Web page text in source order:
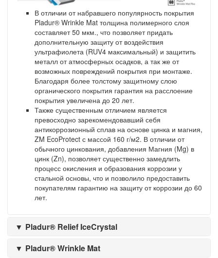
В отличии от набравшего популярность покрытия
Pladur® Wrinkle Mat толщина полимерного слоя
составляет 50 мкм., что позволяет придать
дополнительную защиту от воздействия
ультрафиолета (RUV4 максимальный) и защитить
металл от атмосферных осадков, а так же от
возможных повреждений покрытия при монтаже.
Благодаря более толстому защитному слою
органического покрытия гарантия на расслоение
покрытия увеличена до 20 лет.
Также существенным отличием является
превосходно зарекомендовавший себя
антикоррозионный сплав на основе цинка и магния,
ZM EcoProtect с массой 160 г/м2. В отличии от
обычного цинкования, добавления Магния (Mg) в
цинк (Zn), позволяет существенно замедлить
процесс окисления и образования коррозии у
стальной основы, что и позволило предоставить
покупателям гарантию на защиту от коррозии до 60
лет.
Pladur® Relief IceCrystal
Pladur® Wrinkle Mat